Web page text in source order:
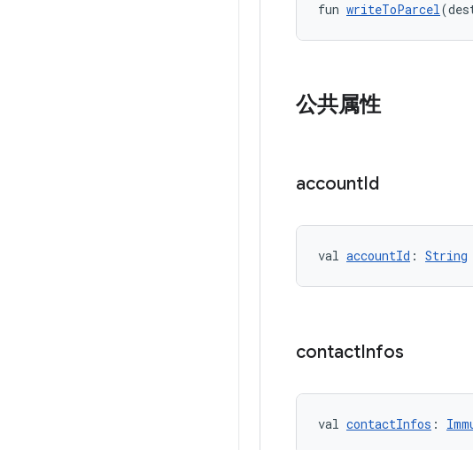
fun writeToParcel
公共属性
accountId
val accountId : String
contactInfos
val contactInfos :